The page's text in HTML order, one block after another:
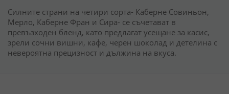
Силните страни на четири сорта- Каберне Совиньон,
Мерло, Каберне Фран и Сира- се съчетават в
превъзходен бленд, като предлагат усещане за касис,
зрели сочни вишни, кафе, черен шоколад и детелина с
невероятна прецизност и дължина на вкуса.